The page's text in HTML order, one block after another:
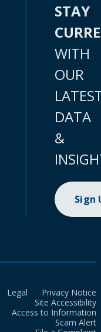
STAY
WITH
OUR
DATA
&
Sign
Legal
Privacy Notice
Site Accessibility
Access to Information
Scam Alert